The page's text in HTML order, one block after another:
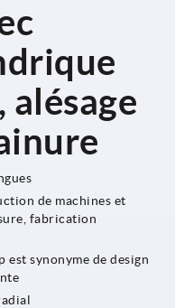
alésage
de machines et
fabrication
est synonyme de design